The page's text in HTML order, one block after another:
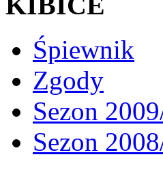
Śpiewnik
Zgody
Sezon
Sezon